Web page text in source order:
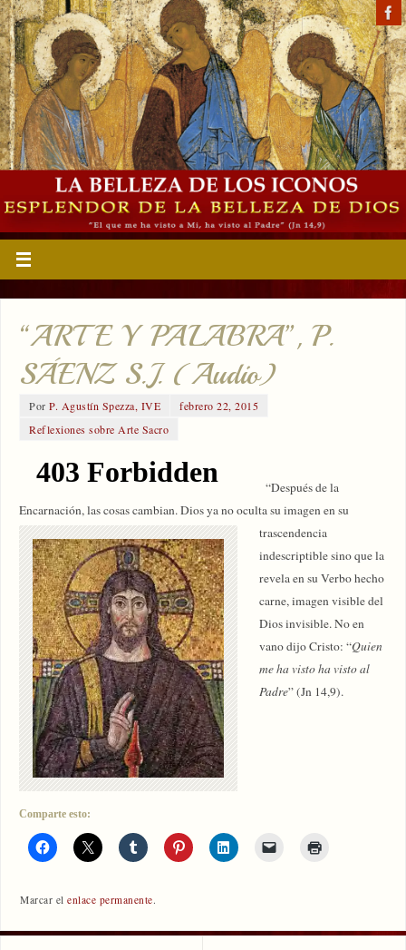
“ARTE Y PALABRA”, P.
SÁENZ S.J. (Audio)
PorP. Agustín Spezza, IVE
febrero 22, 2015
Reflexiones sobre Arte Sacro
“Después de la
Encarnación, las cosas cambian. Dios ya no ocultasu imagen en su
trascendencia
indescriptible sino que la
revela en su Verbo hecho
carne, imagen visible del
Dios invisible. No en
vano dijo Cristo: “Quien
me ha visto ha visto al
Padre” (Jn 14,9).
Comparte esto:
Marcar elenlace permanente.